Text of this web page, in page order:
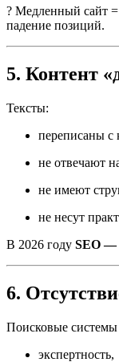
? Медленный сайт
падение позиций.
5. Контент
Тексты:
переписаны с
не отвечают
не имеют
не несут
В 2026 году SEO —
6.
Поисковые
экспертность,